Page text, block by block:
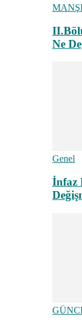
Ne
Genel
İnfaz